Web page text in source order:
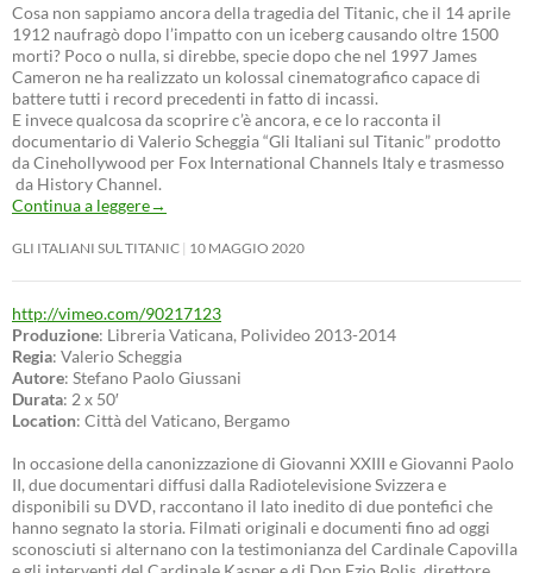
Cosa non sappiamo ancora della tragedia del Titanic, che il 14 aprile
1912 naufragò dopo l’impatto con un iceberg causando oltre 1500
morti? Poco o nulla, si direbbe, specie dopo che nel 1997 James
Cameron ne ha realizzato un kolossal cinematografico capace di
battere tutti i record precedenti in fatto di incassi.
E invece qualcosa da scoprire c’è ancora, e ce lo racconta il
documentario di Valerio Scheggia “Gli Italiani sul Titanic” prodotto
da Cinehollywood per Fox International Channels Italy e trasmesso
da History Channel.
Continua a leggere→
GLI ITALIANI SUL TITANIC 10 MAGGIO 2020
http://vimeo.com/90217123
Produzione: Libreria Vaticana, Polivideo 2013-2014
Regia: Valerio Scheggia
Autore: Stefano Paolo Giussani
Durata: 2 x 50′
Location: Città del Vaticano, Bergamo
In occasione della canonizzazione di Giovanni XXIII e Giovanni Paolo
II, due documentari diffusi dalla Radiotelevisione Svizzera e
disponibili su DVD, raccontano il lato inedito di due pontefici che
hanno segnato la storia. Filmati originali e documenti fino ad oggi
sconosciuti si alternano con la testimonianza del Cardinale Capovilla